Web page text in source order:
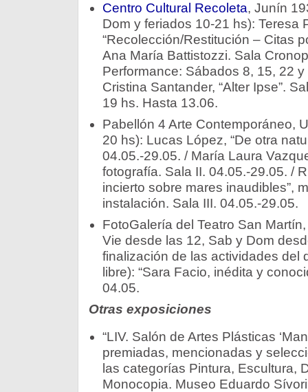
Centro Cultural Recoleta, Junín
Dom y feriados 10-21 hs): Teresa
“Recolección/Restitución – Citas
Ana María Battistozzi. Sala
Performance: Sábados 8, 15, 22
Cristina Santander, “Alter Ipse”.
19 hs. Hasta 13.06.
Pabellón 4 Arte Contemporáneo,
20 hs): Lucas López, “De otra
04.05.-29.05. / María Laura
fotografía. Sala II. 04.05.-29.05. /
incierto sobre mares inaudibles”,
instalación. Sala III. 04.05.-29.05.
FotoGalería del Teatro San
Vie desde las 12, Sab y Dom
finalización de las actividades del
libre): “Sara Facio, inédita y
04.05.
Otras exposiciones
“LIV. Salón de Artes Plásticas
premiadas, mencionadas y
las categorías Pintura, Escultura,
Monocopia. Museo Eduardo